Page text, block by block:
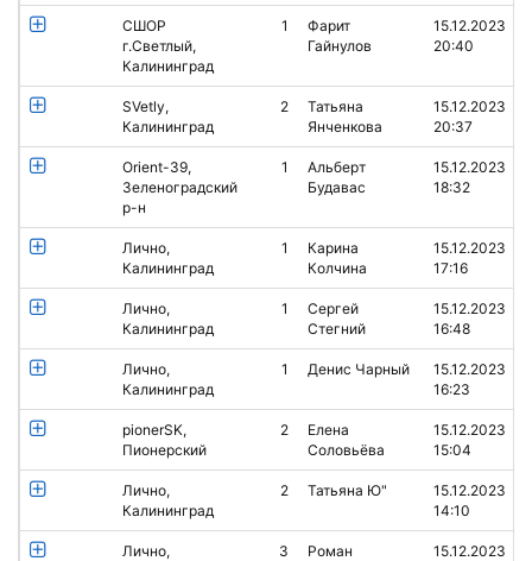
СШОР
г.Светлый,
Калининград
1
Фарит
Гайнулов
15.12.2023
20:40
SVetly,
Калининград
2
Татьяна
Янченкова
15.12.2023
20:37
Orient-39,
Зеленоградский
р-н
1
Альберт
Будавас
15.12.2023
18:32
Лично,
Калининград
1
Карина
Колчина
15.12.2023
17:16
Лично,
Калининград
1
Сергей
Стегний
15.12.2023
16:48
Лично,
Калининград
1 Денис Чарный
15.12.2023
16:23
pionerSK,
Пионерский
2
Елена
Соловьёва
15.12.2023
15:04
Лично,
Калининград
2 Татьяна Ю"
15.12.2023
14:10
Лично,
3
Роман
15.12.2023